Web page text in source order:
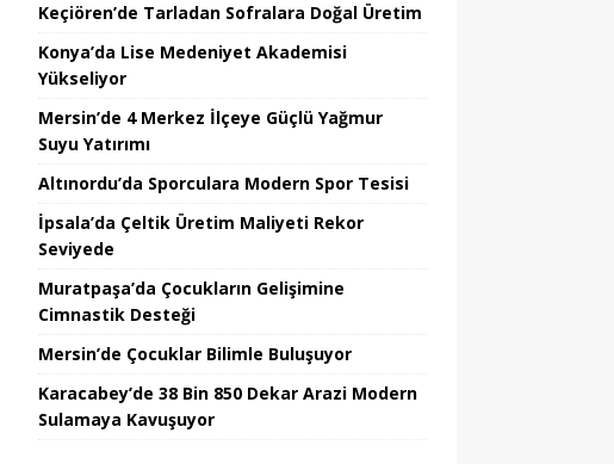
Keçiören’de Tarladan Sofralara Doğal Üretim
Konya’da Lise Medeniyet Akademisi
Yükseliyor
Mersin’de 4 Merkez İlçeye Güçlü Yağmur
Suyu Yatırımı
Altınordu’da Sporculara Modern Spor Tesisi
İpsala’da Çeltik Üretim Maliyeti Rekor
Seviyede
Muratpaşa’da Çocukların Gelişimine
Cimnastik Desteği
Mersin’de Çocuklar Bilimle Buluşuyor
Karacabey’de 38 Bin 850 Dekar Arazi Modern
Sulamaya Kavuşuyor